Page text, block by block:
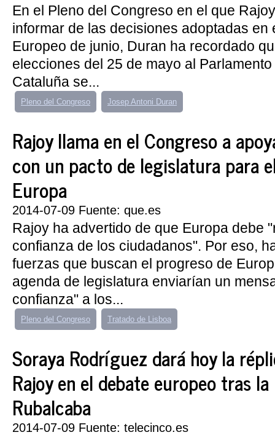
En el Pleno del Congreso en el que
informar de las decisiones adoptadas en
Europeo de junio, Duran ha recordado
elecciones del 25 de mayo al
Cataluña se...
Pleno del Congreso Josep Antoni Duran
Rajoy llama en el Congreso a
con un pacto de legislatura para
Europa
2014-07-09 Fuente: que.es
Rajoy ha advertido de que Europa debe
confianza de los ciudadanos". Por eso,
fuerzas que buscan el progreso de
agenda de legislatura enviarían un
confianza" a los...
Pleno del Congreso Tratado de Lisboa
Soraya Rodríguez dará hoy la
Rajoy en el debate europeo tras
Rubalcaba
2014-07-09 Fuente: telecinco.es